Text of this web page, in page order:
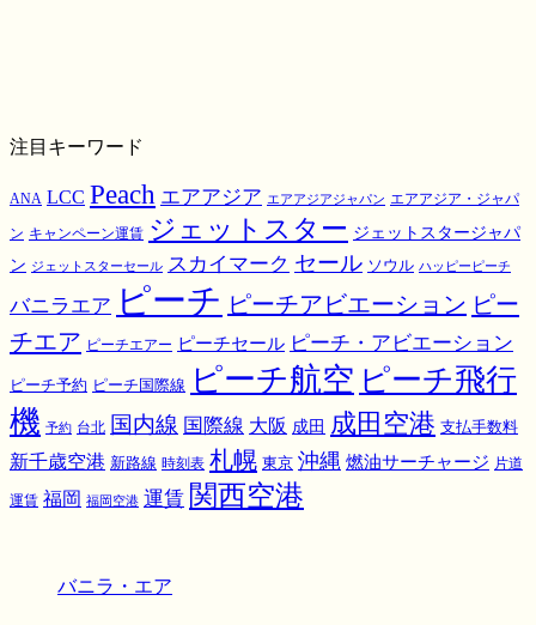
注目キーワード
ANA LCC Peach エアアジア エアアジアジャパン エアアジア・ジャパ
ン キャンペーン運賃 ジェットスター ジェットスタージャパ
ン ジェットスターセール スカイマーク セール ソウル ハッピーピーチ
バニラエア ピーチ ピーチアビエーション ピー
チエア ピーチエアー ピーチセール ピーチ・アビエーション
ピーチ予約 ピーチ国際線 ピーチ航空 ピーチ飛行
機 予約 台北 国内線 国際線 大阪 成田 成田空港 支払手数料
新千歳空港 新路線 時刻表 札幌 東京 沖縄 燃油サーチャージ 片道
運賃 福岡 福岡空港 運賃 関西空港
バニラ・エア